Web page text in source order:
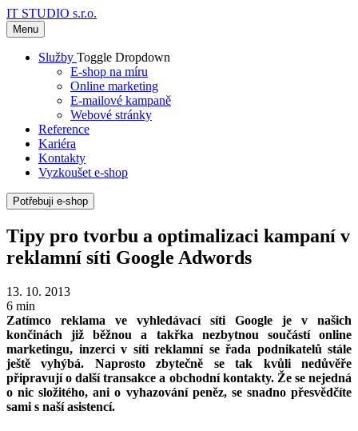
IT STUDIO s.r.o.
Menu
Služby Toggle Dropdown
E-shop na míru
Online marketing
E-mailové kampaně
Webové stránky
Reference
Kariéra
Kontakty
Vyzkoušet e-shop
Potřebuji e-shop
Tipy pro tvorbu a optimalizaci kampaní v
reklamní síti Google Adwords
13. 10. 2013
6 min
Zatímco reklama ve vyhledávací síti Google je v našich
končinách již běžnou a takřka nezbytnou součástí online
marketingu, inzerci v síti reklamní se řada podnikatelů stále
ještě vyhýbá. Naprosto zbytečně se tak kvůli nedůvěře
připravují o další transakce a obchodní kontakty. Že se nejedná
o nic složitého, ani o vyhazování peněz, se snadno přesvědčíte
sami s naší asistencí.